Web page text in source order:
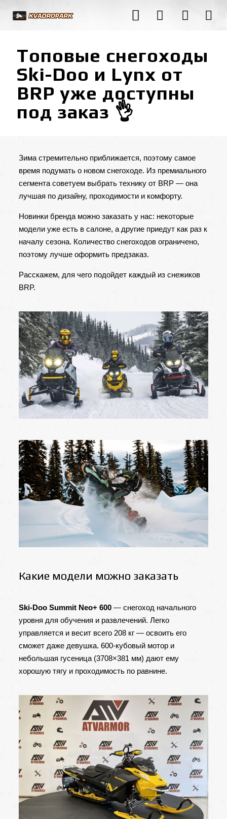
Топовые снегоходы
Ski-Doo и Lynx от
BRP уже доступны
под заказ 👌
Зима стремительно приближается, поэтому самое
время подумать о новом снегоходе. Из премиального
сегмента советуем выбрать технику от BRP — она
лучшая по дизайну, проходимости и комфорту.
Новинки бренда можно заказать у нас: некоторые
модели уже есть в салоне, а другие приедут как раз к
началу сезона. Количество снегоходов ограничено,
поэтому лучше оформить предзаказ.
Расскажем, для чего подойдет каждый из снежиков
BRP.
Какие модели можно заказать
Ski-Doo Summit Neo+ 600— снегоход начального
уровня для обучения и развлечений. Легко
управляется и весит всего 208 кг — освоить его
сможет даже девушка. 600-кубовый мотор и
небольшая гусеница (3708×381 мм) дают ему
хорошую тягу и проходимость по равнине.